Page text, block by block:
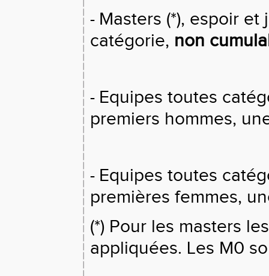
- Masters (*), espoir
catégorie, non
- Equipes toutes
premiers hommes,
- Equipes toutes
premières femmes,
(*) Pour les masters
appliquées. Les M0